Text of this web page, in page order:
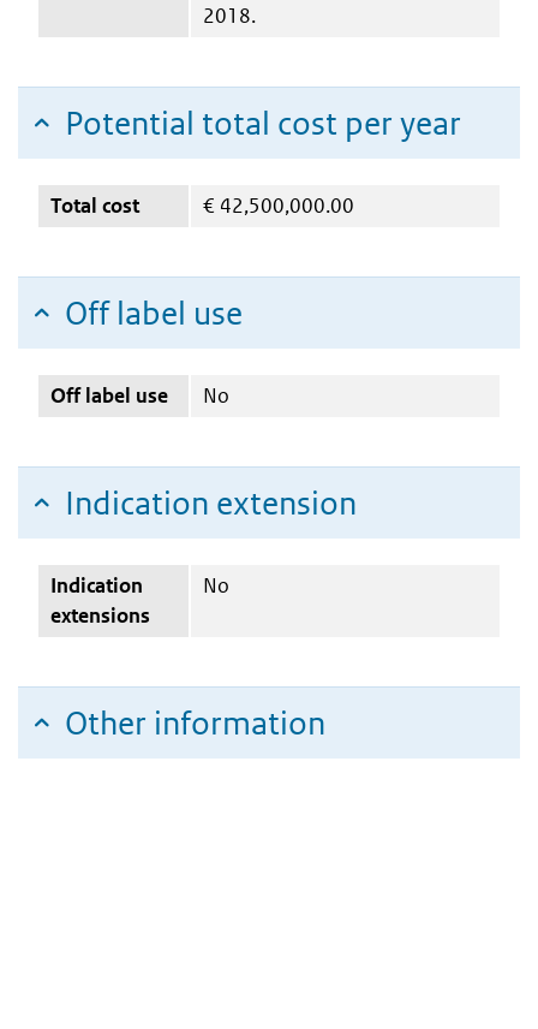
2018.
Potential total cost per year
Total cost € 42,500,000.00
Off label use
Off label use No
Indication extension
Indication
extensions
No
Other information